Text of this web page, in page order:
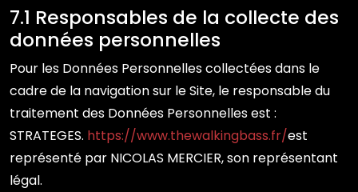
7.1 Responsables de la collecte des
données personnelles
Pour les Données Personnelles collectées dans le
cadre de la navigation sur le Site, le responsable du
traitement des Données Personnelles est :
STRATEGES. https://www.thewalkingbass.fr/est
représenté par NICOLAS MERCIER, son représentant
légal.